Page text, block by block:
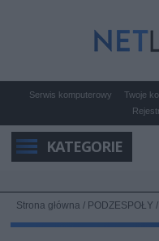
Serwis komputerowy Twoje
KATEGORIE
Strona główna / PODZESPOŁY /